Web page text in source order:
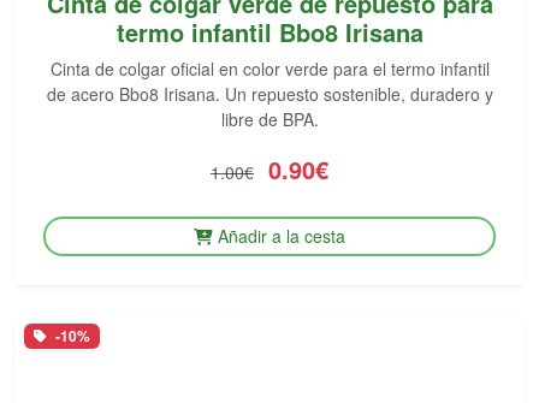
termo infantil Bbo8 Irisana
Cinta de colgar oficial en color verde para el termo infantil
de acero Bbo8 Irisana. Un repuesto sostenible, duradero y
libre de BPA.
1.00€ 0.90€
Añadir a la cesta
-10%